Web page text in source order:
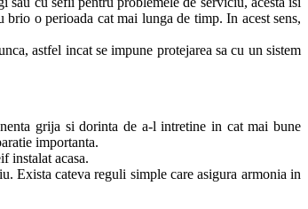
o perioada cat mai lunga de timp. In acest sens,
astfel incat se impune protejarea sa cu un sistem
grija si dorinta de a-l intretine in cat mai bune
importanta.
instalat acasa.
Exista cateva reguli simple care asigura armonia in